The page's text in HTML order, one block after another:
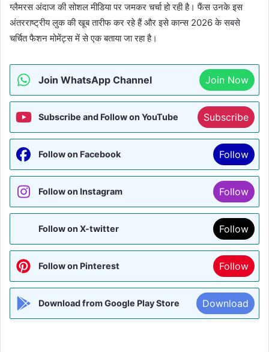
ग्लैमरस अंदाज की सोशल मीडिया पर जमकर चर्चा हो रही है। फैंस उनके इस
अंतरराष्ट्रीय लुक की खूब तारीफ कर रहे हैं और इसे कान्स 2026 के सबसे
चर्चित फैशन मोमेंट्स में से एक बताया जा रहा है।
Join WhatsApp Channel Join Now
Subscribe and Follow on YouTube Subscribe
Follow on Facebook Follow
Follow on Instagram Follow
Follow on X-twitter Follow
Follow on Pinterest Follow
Download from Google Play Store Download